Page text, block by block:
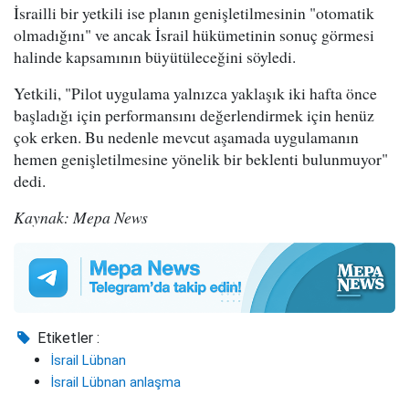
İsrailli bir yetkili ise planın genişletilmesinin "otomatik
olmadığını" ve ancak İsrail hükümetinin sonuç görmesi
halinde kapsamının büyütüleceğini söyledi.
Yetkili, "Pilot uygulama yalnızca yaklaşık iki hafta önce
başladığı için performansını değerlendirmek için henüz
çok erken. Bu nedenle mevcut aşamada uygulamanın
hemen genişletilmesine yönelik bir beklenti bulunmuyor"
dedi.
Kaynak: Mepa News
Etiketler :
İsrail Lübnan
İsrail Lübnan anlaşma